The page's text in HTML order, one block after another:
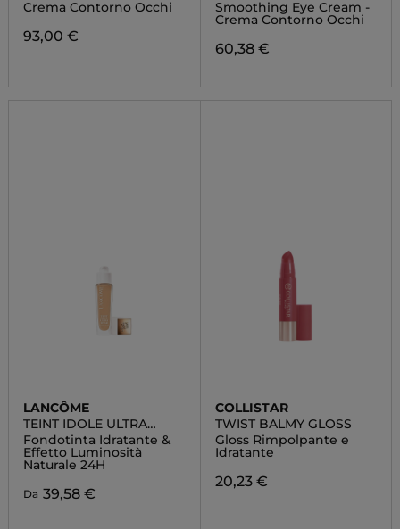
REPAIR EYE GEL CREAM
Crema Contorno Occhi
93,00 €
Smoothing Eye Cream -
Crema Contorno Occhi
60,38 €
LANCÔME
TEINT IDOLE ULTRA
WEAR CARE & GLOW
Fondotinta Idratante &
Effetto Luminosità
Naturale 24H
Da 39,58 €
COLLISTAR
TWIST BALMY GLOSS
Gloss Rimpolpante e
Idratante
20,23 €